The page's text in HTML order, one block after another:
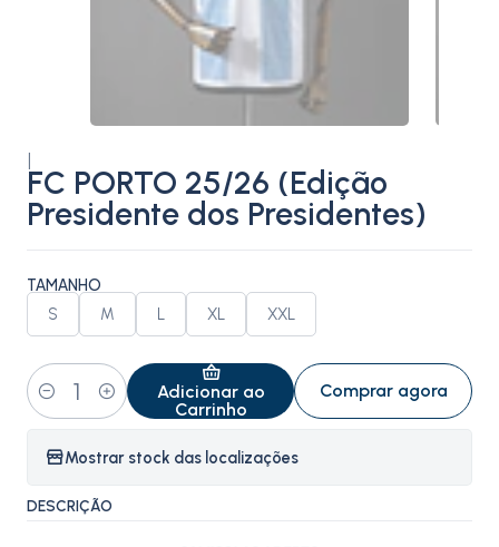
FC PORTO 25/26 (Edição
Presidente dos Presidentes)
TAMANHO
S M L XL XXL
Quantidade
Adicionar ao
Carrinho
Comprar agora
Mostrar stock das localizações
DESCRIÇÃO